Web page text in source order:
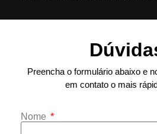
Preencha o formulário abaixo e
em contato o mais
Nome